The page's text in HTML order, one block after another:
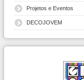
Projetos e Eventos
DECOJOVEM